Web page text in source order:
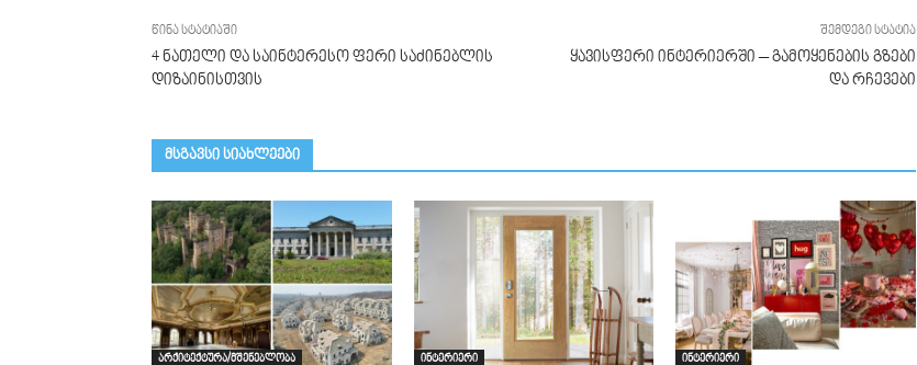
წინა სტატიაში
4 ნათელი და საინტერესო ფერი საძინებლის
დიზაინისთვის
შემდეგი სტატია
ყავისფერი ინტერიერში – გამოყენების გზები
და რჩევები
მსგავსი სიახლეები
არქიტექტურა/მშენებლობა ინტერიერი ინტერიერი